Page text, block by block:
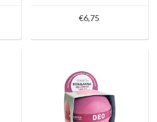
€6,75